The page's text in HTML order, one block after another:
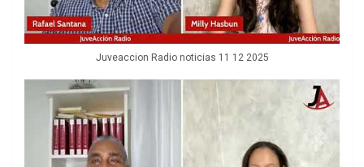
Juveaccion Radio noticias 11 12 2025